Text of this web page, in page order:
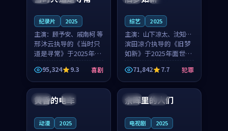
纪录片 2025
主演： 顾予安、戚南柯 等
邢沐云执导的《当时只
道是寻常》于2025年面
世，泰国的城市气质与
母女情深的人物心境共
同构筑了影片基调。顾
予安、戚南柯用细腻的
表演撑起整部喜剧电
95,324 9.3 喜剧
综艺 2025
主演： 山下凉太、沈知韵
等
滨田凉介执导的《旧梦
如新》于2025年面世，
中国台湾的城市气质与
异国相遇的人物心境共
同构筑了影片基调。山
下凉太、沈知韵用细腻
的表演撑起整部犯罪
71,842 7.7 犯罪
日本 4K
黄昏的电车
动漫 2025
泰国 完结
余晖里的人们
电视剧 2025